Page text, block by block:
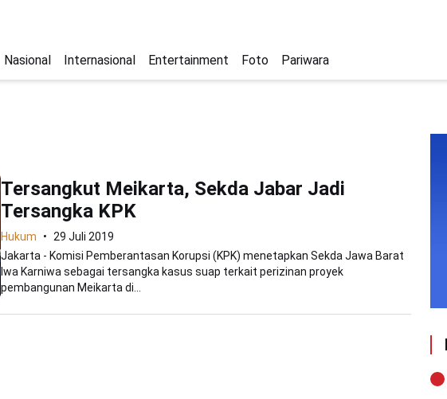
Nasional Internasional Entertainment Foto Pariwara
Tersangkut Meikarta, Sekda Jabar Jadi
Tersangka KPK
Hukum
29 Juli 2019
Jakarta - Komisi Pemberantasan Korupsi (KPK) menetapkan Sekda Jawa Barat
Iwa Karniwa sebagai tersangka kasus suap terkait perizinan proyek
pembangunan Meikarta di...